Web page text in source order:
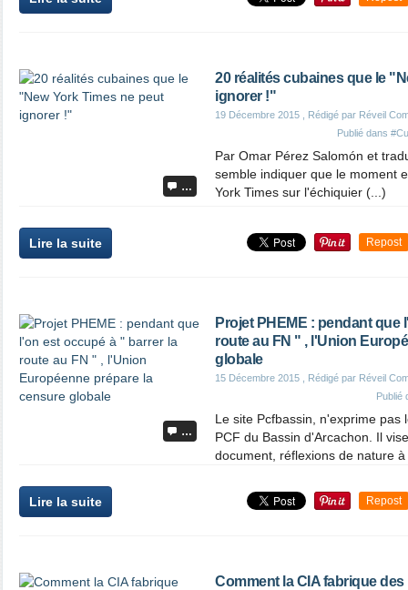
…
20 réalités cubaines que le
ignorer !"
19 Décembre 2015 , Rédigé par Réveil
Publié dans
Par Omar Pérez Salomón et
semble indiquer que le moment
York Times sur l'échiquier (...)
Lire la suite Repost
…
Projet PHEME : pendant
route au FN " , l'Union
globale
15 Décembre 2015 , Rédigé par Réveil
Publié
Le site Pcfbassin, n'exprime pas
PCF du Bassin d'Arcachon. Il
document, réflexions de nature
Lire la suite Repost
Comment la CIA fabrique